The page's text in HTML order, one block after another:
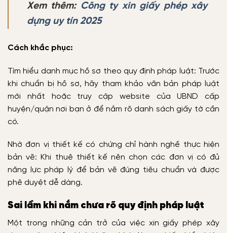
Xem thêm: Công ty xin giấy phép xây
dựng uy tín 2025
Cách khắc phục:
Tìm hiểu danh mục hồ sơ theo quy định pháp luật: Trước
khi chuẩn bị hồ sơ, hãy tham khảo văn bản pháp luật
mới nhất hoặc truy cập website của UBND cấp
huyện/quận nơi bạn ở để nắm rõ danh sách giấy tờ cần
có.
Nhờ đơn vị thiết kế có chứng chỉ hành nghề thực hiện
bản vẽ: Khi thuê thiết kế nên chọn các đơn vị có đủ
năng lực pháp lý để bản vẽ đúng tiêu chuẩn và được
phê duyệt dễ dàng.
Sai lầm khi nắm chưa rõ quy định pháp luật
Một trong những cản trở của việc xin giấy phép xây